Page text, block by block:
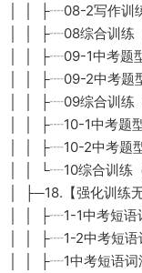
│ │ ├┈08-2写作训
│ │ ├┈08综合训练
│ │ ├┈09-1中考题
│ │ ├┈09-2中考题
│ │ ├┈09综合训练
│ │ ├┈10-1中考题
│ │ ├┈10-2中考题
│ │ └┈10综合训练
│ ├─18.【强化训练
│ │ ├┈1-1中考短语
│ │ ├┈1-2中考短语
│ │ ├┈1中考短语词